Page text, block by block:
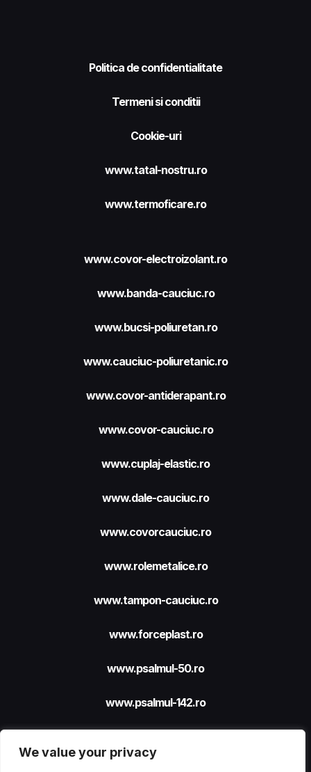
We value your privacy
Politica de confidentialitate
Termeni si conditii
Cookie-uri
www.tatal-nostru.ro
www.termoficare.ro
www.covor-electroizolant.ro
www.banda-cauciuc.ro
www.bucsi-poliuretan.ro
www.cauciuc-poliuretanic.ro
www.covor-antiderapant.ro
www.covor-cauciuc.ro
www.cuplaj-elastic.ro
www.dale-cauciuc.ro
www.covorcauciuc.ro
www.rolemetalice.ro
www.tampon-cauciuc.ro
www.forceplast.ro
www.psalmul-50.ro
www.psalmul-142.ro
Site realizat cu sprijinul